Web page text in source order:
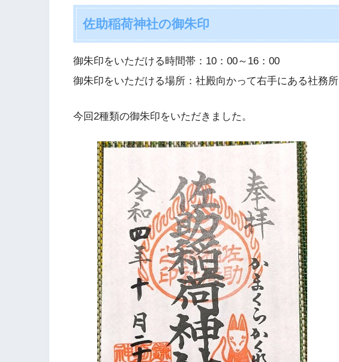
佐助稲荷神社の御朱印
御朱印をいただける時間帯：10：00～16：00
御朱印をいただける場所：社殿向かって右手にある社務所
今回2種類の御朱印をいただきました。